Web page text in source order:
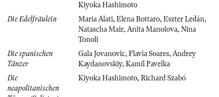
Kiyoka Hashimoto
Die Edelfräulein
Maria Alati, Elena Bottaro, Eszter Ledán,
Natascha Mair, Anita Manolova, Nina
Tonoli
Die spanischen
Tänzer
Gala Jovanovic, Flavia Soares, Andrey
Kaydanovskiy, Kamil Pavelka
Die
neapolitanischen
Kiyoka Hashimoto, Richard Szabó